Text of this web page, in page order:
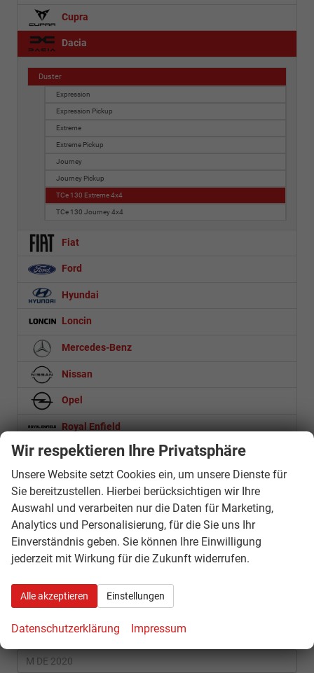
Cupra
Dacia
Duster
Expression
Expression Pickup
Extreme
Extreme Pickup
Journey
Journey Pickup
TCe 130 Extreme 4x4
TCe 130 Journey 4x4
Fiat
Ford
Hyundai
Loncin
Mercedes-Benz
Nissan
Opel
Royal Enfield
Seat
Skoda
Suzuki
SYM
Volkswagen
Anmelden
Kennzeichen*
Wir respektieren Ihre Privatsphäre
Unsere Website setzt Cookies ein, um unsere Dienste für
Sie bereitzustellen. Hierbei berücksichtigen wir Ihre
Auswahl und verarbeiten nur die Daten für Marketing,
Analytics und Personalisierung, für die Sie uns Ihr
Einverständnis geben. Sie können Ihre Einwilligung
jederzeit mit Wirkung für die Zukunft widerrufen.
Alle akzeptieren Einstellungen
Datenschutzerklärung Impressum